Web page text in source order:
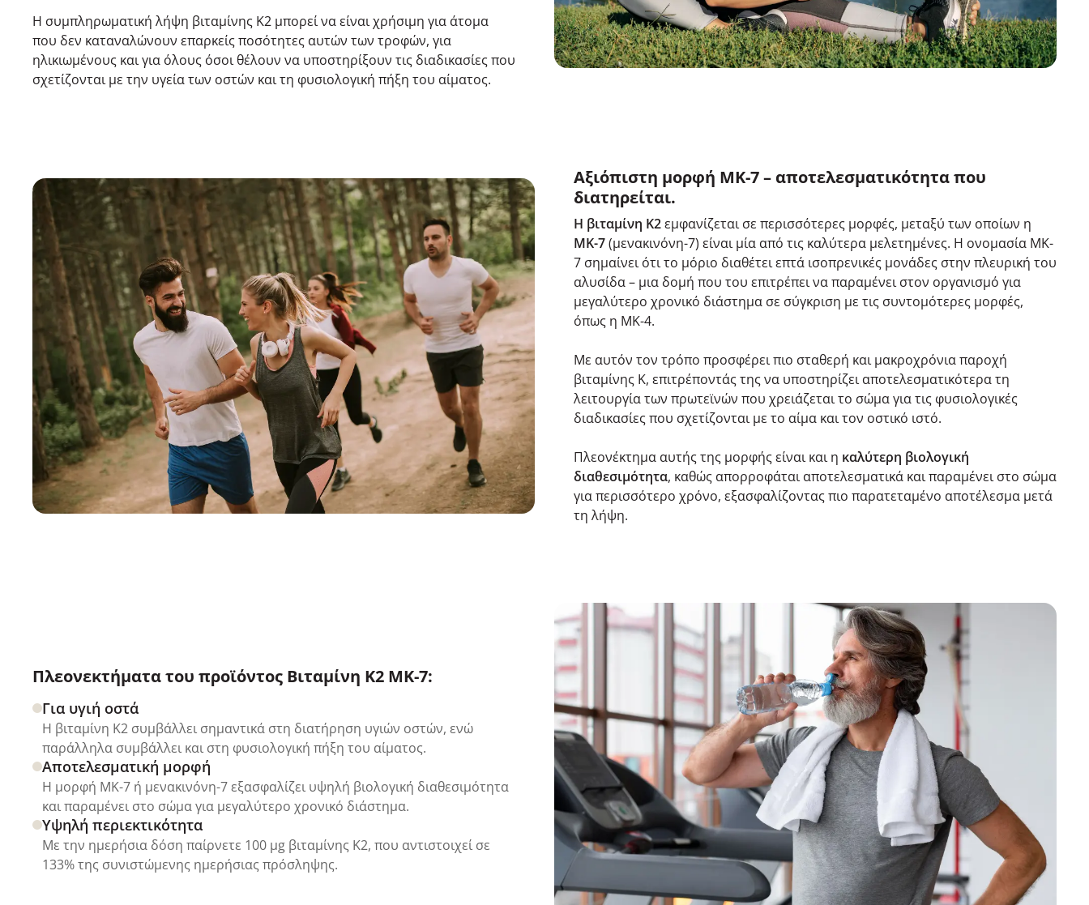
Η συμπληρωματική λήψη βιταμίνης K2 μπορεί να είναι χρήσιμη για άτομα
που δεν καταναλώνουν επαρκείς ποσότητες αυτών των τροφών, για
ηλικιωμένους και για όλους όσοι θέλουν να υποστηρίξουν τις διαδικασίες που
σχετίζονται με την υγεία των οστών και τη φυσιολογική πήξη του αίματος.
Αξιόπιστη μορφή MK-7 – αποτελεσματικότητα που
διατηρείται.
Η βιταμίνη K2εμφανίζεται σε περισσότερες μορφές, μεταξύ των οποίων η
MK-7(μενακινόνη-7) είναι μία από τις καλύτερα μελετημένες. Η ονομασία MK-
7 σημαίνει ότι το μόριο διαθέτει επτά ισοπρενικές μονάδες στην πλευρική του
αλυσίδα – μια δομή που του επιτρέπει να παραμένει στον οργανισμό για
μεγαλύτερο χρονικό διάστημα σε σύγκριση με τις συντομότερες μορφές,
όπως η MK-4.
Με αυτόν τον τρόπο προσφέρει πιο σταθερή και μακροχρόνια παροχή
βιταμίνης K, επιτρέποντάς της να υποστηρίζει αποτελεσματικότερα τη
λειτουργία των πρωτεϊνών που χρειάζεται το σώμα για τις φυσιολογικές
διαδικασίες που σχετίζονται με το αίμα και τον οστικό ιστό.
Πλεονέκτημα αυτής της μορφής είναι και η καλύτερη βιολογική
διαθεσιμότητα, καθώς απορροφάται αποτελεσματικά και παραμένει στο σώμα
για περισσότερο χρόνο, εξασφαλίζοντας πιο παρατεταμένο αποτέλεσμα μετά
τη λήψη.
Πλεονεκτήματα του προϊόντος Βιταμίνη Κ2 MK-7:
Για υγιή οστά
Η βιταμίνη K2 συμβάλλει σημαντικά στη διατήρηση υγιών οστών, ενώ
παράλληλα συμβάλλει και στη φυσιολογική πήξη του αίματος.
Αποτελεσματική μορφή
Η μορφή MK-7 ή μενακινόνη-7 εξασφαλίζει υψηλή βιολογική διαθεσιμότητα
και παραμένει στο σώμα για μεγαλύτερο χρονικό διάστημα.
Υψηλή περιεκτικότητα
Με την ημερήσια δόση παίρνετε 100 µg βιταμίνης Κ2, που αντιστοιχεί σε
133% της συνιστώμενης ημερήσιας πρόσληψης.